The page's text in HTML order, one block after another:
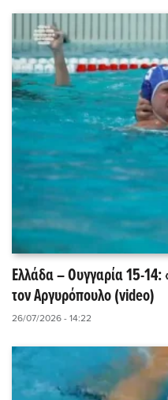
Ελλάδα – Ουγγαρία 15-
τον Αργυρόπουλο (video)
26/07/2026 - 14:22